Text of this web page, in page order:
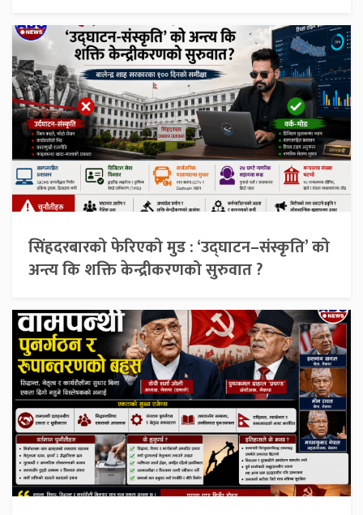
सिंहदरबारको फेरिएको मुड : ‘उद्घाटन–संस्कृति’ को
अन्त्य कि शक्ति केन्द्रीकरणको सुरुवात ?